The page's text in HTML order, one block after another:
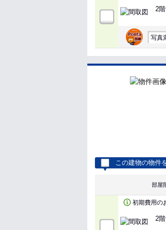
2階
写真
この建物の物件
部屋
初期費用の
2階